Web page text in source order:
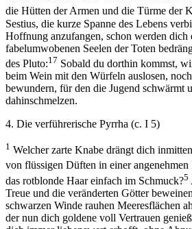
die Hütten der Armen und die Türme der
Sestius, die kurze Spanne des Lebens
Hoffnung anzufangen, schon werden dich
fabelumwobenen Seelen der Toten
des Pluto:17 Sobald du dorthin kommst,
beim Wein mit den Würfeln auslosen,
bewundern, für den die Jugend schwärmt
dahinschmelzen.
4. Die verführerische Pyrrha (c. I 5)
1 Welcher zarte Knabe drängt dich
von flüssigen Düften in einer angenehmen
das rotblonde Haar einfach im Schmuck?5
Treue und die veränderten Götter
schwarzen Winde rauhen Meeresflächen
der nun dich goldene voll Vertrauen